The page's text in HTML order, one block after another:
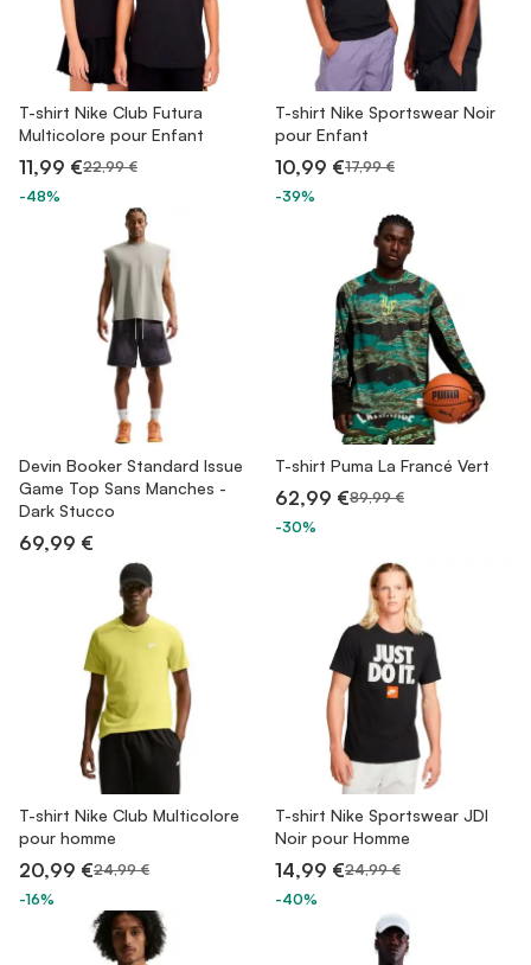
T-shirt Nike Club Futura
Multicolore pour Enfant
11,99 €22,99 €
-48%
T-shirt Nike Sportswear Noir
pour Enfant
10,99 €17,99 €
-39%
Devin Booker Standard Issue
Game Top Sans Manches -
Dark Stucco
69,99 €
T-shirt Puma La Francé Vert
62,99 €89,99 €
-30%
T-shirt Nike Club Multicolore
pour homme
20,99 €24,99 €
-16%
T-shirt Nike Sportswear JDI
Noir pour Homme
14,99 €24,99 €
-40%